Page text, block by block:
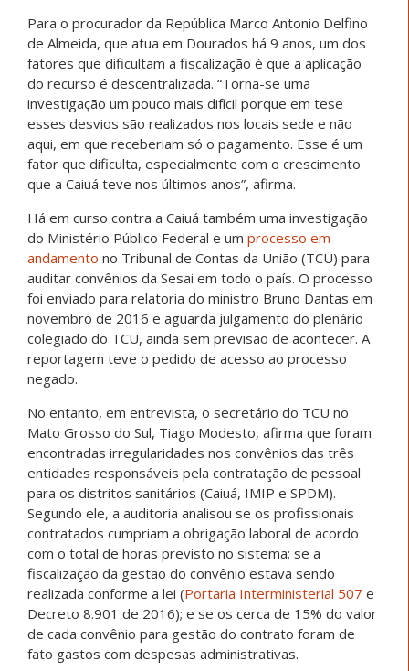
Para o procurador da República Marco Antonio Delfino
de Almeida, que atua em Dourados há 9 anos, um dos
fatores que dificultam a fiscalização é que a aplicação
do recurso é descentralizada. “Torna-se uma
investigação um pouco mais difícil porque em tese
esses desvios são realizados nos locais sede e não
aqui, em que receberiam só o pagamento. Esse é um
fator que dificulta, especialmente com o crescimento
que a Caiuá teve nos últimos anos”, afirma.
Há em curso contra a Caiuá também uma investigação
do Ministério Público Federal e um processo em
andamento no Tribunal de Contas da União (TCU) para
auditar convênios da Sesai em todo o país. O processo
foi enviado para relatoria do ministro Bruno Dantas em
novembro de 2016 e aguarda julgamento do plenário
colegiado do TCU, ainda sem previsão de acontecer. A
reportagem teve o pedido de acesso ao processo
negado.
No entanto, em entrevista, o secretário do TCU no
Mato Grosso do Sul, Tiago Modesto, afirma que foram
encontradas irregularidades nos convênios das três
entidades responsáveis pela contratação de pessoal
para os distritos sanitários (Caiuá, IMIP e SPDM).
Segundo ele, a auditoria analisou se os profissionais
contratados cumpriam a obrigação laboral de acordo
com o total de horas previsto no sistema; se a
fiscalização da gestão do convênio estava sendo
realizada conforme a lei (Portaria Interministerial 507 e
Decreto 8.901 de 2016); e se os cerca de 15% do valor
de cada convênio para gestão do contrato foram de
fato gastos com despesas administrativas.